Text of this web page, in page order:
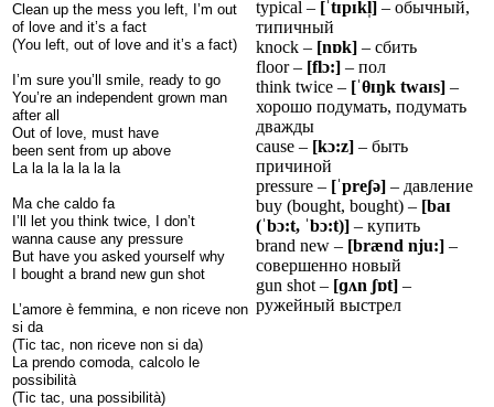
Clean up the mess you left, I’m out
of love and it’s a fact
(You left, out of love and it’s a fact)
I’m sure you’ll smile, ready to go
You’re an independent grown man
after all
Out of love, must have
been sent from up above
La la la la la la la
Ma che caldo fa
I’ll let you think twice, I don’t
wanna cause any pressure
But have you asked yourself why
I bought a brand new gun shot
L’amore è femmina, e non riceve non
si da
(Tic tac, non riceve non si da)
La prendo comoda, calcolo le
possibilità
(Tic tac, una possibilità)
typical – [ˈtɪpɪkl] – обычный,
типичный
knock – [nɒk] – сбить
floor – [flɔ:] – пол
think twice – [ˈθɪŋk twaɪs] –
хорошо подумать, подумать
дважды
cause – [kɔ:z] – быть
причиной
pressure – [ˈpreʃə] – давление
buy (bought, bought) – [baɪ
(ˈbɔ:t, ˈbɔ:t)] – купить
brand new – [brænd nju:] –
совершенно новый
gun shot – [ɡʌn ʃɒt] –
ружейный выстрел